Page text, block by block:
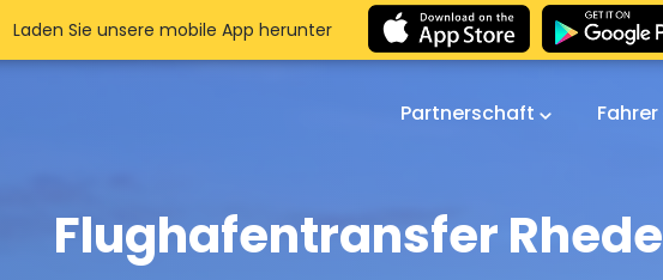
Partnerschaft Fahrer
Flughafentransfer Rhede
Laden Sie unsere mobile App herunter